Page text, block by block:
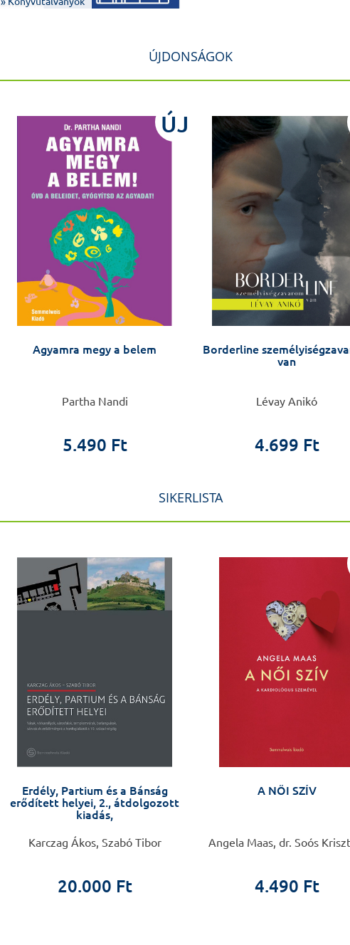
ÚJDONSÁGOK
ÚJ
Agyamra megy a belem
Partha Nandi
5.490 Ft
Borderline
van
Lévay Anikó
4.699 Ft
SIKERLISTA
Erdély, Partium és a Bánság
erődített helyei, 2., átdolgozott
kiadás,
Karczag Ákos, Szabó Tibor
20.000 Ft
A NŐI SZÍV
Angela Maas, dr. Soós
4.490 Ft